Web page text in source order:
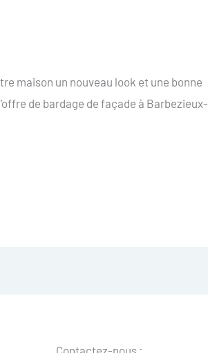
maison un nouveau look et une bonne
de bardage de façade à Barbezieux-
Contactez-nous :